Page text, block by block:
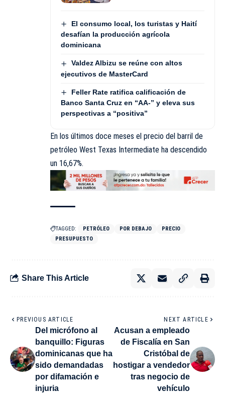
El consumo local, los turistas y Haití
desafían la producción agrícola
dominicana
Valdez Albizu se reúne con altos
ejecutivos de MasterCard
Feller Rate ratifica calificación de
Banco Santa Cruz en “AA-” y eleva sus
perspectivas a “positiva”
En los últimos doce meses el precio del barril de
petróleo West Texas Intermediate ha descendido
un 16,67%.
TAGGED: PETRÓLEO POR DEBAJO
PRECIO
PRESUPUESTO
Share This Article
PREVIOUS ARTICLE
Del micrófono al
banquillo: Figuras
dominicanas que ha
sido demandadas
por difamación e
injuria
NEXT ARTICLE
Acusan a empleado
de Fiscalía en San
Cristóbal de
hostigar a vendedor
tras negocio de
vehículo